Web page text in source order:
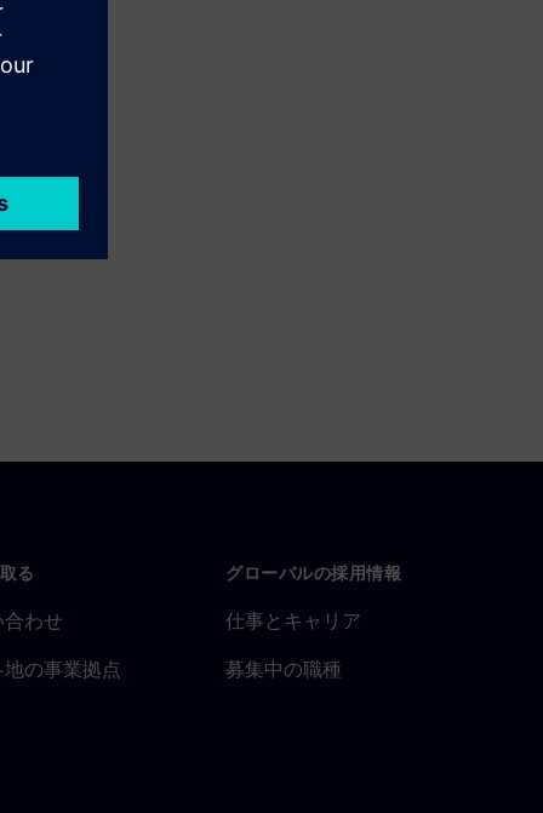
る
わせ
の事業拠点
グローバルの採用情報
仕事とキャリア
募集中の職種